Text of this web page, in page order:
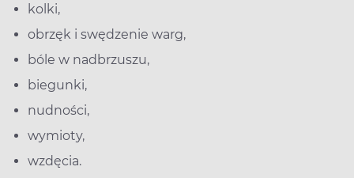
kolki,
obrzęk i swędzenie warg,
bóle w nadbrzuszu,
biegunki,
nudności,
wymioty,
wzdęcia.